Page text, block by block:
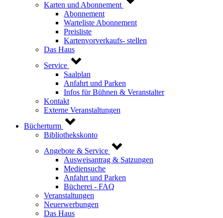
Karten und Abonnement
Abonnement
Warteliste Abonnement
Preisliste
Kartenvorverkaufs- stellen
Das Haus
Service
Saalplan
Anfahrt und Parken
Infos für Bühnen & Veranstalter
Kontakt
Externe Veranstaltungen
Bücherturm
Bibliothekskonto
Angebote & Service
Ausweisantrag & Satzungen
Mediensuche
Anfahrt und Parken
Bücherei - FAQ
Veranstaltungen
Neuerwerbungen
Das Haus